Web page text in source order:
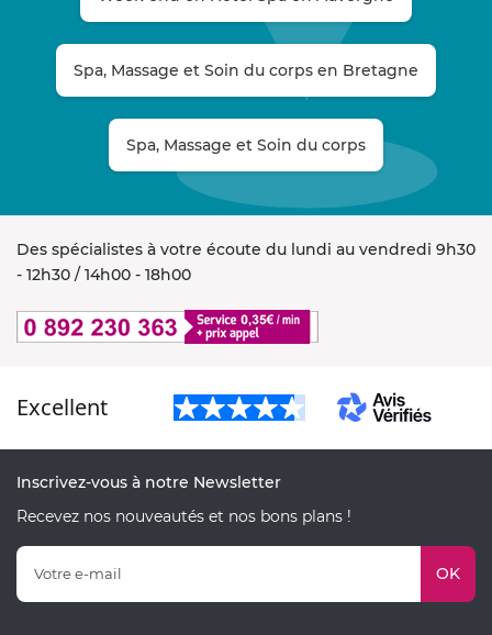
Spa, Massage et Soin du corps en Bretagne
Spa, Massage et Soin du corps
Des spécialistes à votre écoute du lundi au vendredi 9h30
- 12h30 / 14h00 - 18h00
Excellent
Inscrivez-vous à notre Newsletter
Recevez nos nouveautés et nos bons plans !
OK